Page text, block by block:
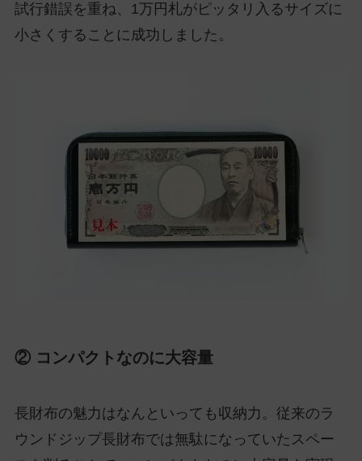
試行錯誤を重ね、1万円札がピッタリ入るサイズに
小さくすることに成功しました。
② コンパクトなのに大容量
長財布の魅力はなんといっても収納力。従来のラ
ウンドジップ長財布では無駄になっていたスペー